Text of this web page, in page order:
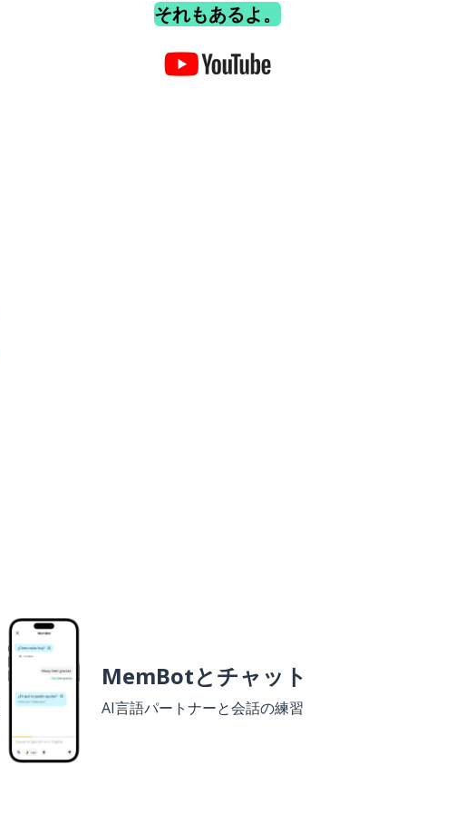
それもあるよ。
MemBotとチャット
AI言語パートナーと会話の練習